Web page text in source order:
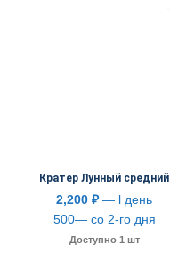
Кратер Лунный средний
2,200 ₽— l день
500— со 2-го дня
Доступно 1 шт